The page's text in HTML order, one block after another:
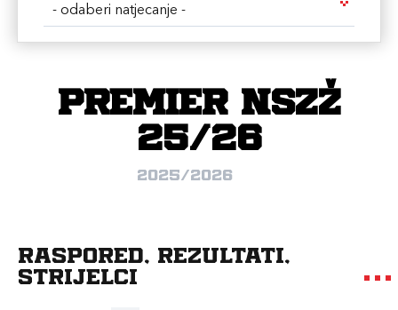
- odaberi natjecanje -
PREMIER NSZŽ
25/26
2025/2026
Raspored, rezultati,
strijelci